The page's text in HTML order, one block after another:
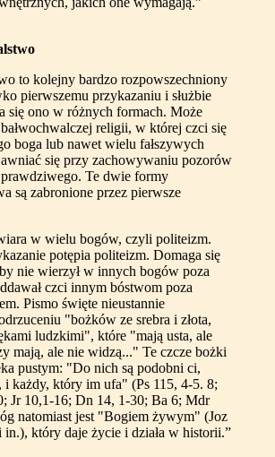
to kolejny bardzo rozpowszechniony
pierwszemu przykazaniu i służbie
się ono w różnych formach. Może
religii, w której czci się
boga lub nawet wielu fałszywych
się przy zachowywaniu pozorów
Te dwie formy
są zabronione przez pierwsze
w wielu bogów, czyli politeizm.
potępia politeizm. Domaga się
nie wierzył w innych bogów poza
czci innym bóstwom poza
Pismo święte nieustannie
"bożków ze srebra i złota,
ludzkimi", które "mają usta, ale
mają, ale nie widzą..." Te czcze bożki
pustym: "Do nich są podobni ci,
i każdy, który im ufa" (Ps 115, 4-5. 8;
Jr 10,1-16; Dn 14, 1-30; Ba 6; Mdr
natomiast jest "Bogiem żywym" (Joz
in.), który daje życie i działa w historii.”